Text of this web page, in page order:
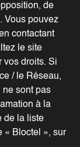
de
Vous pouvez
contactant
le site
vos droits. Si
/ le Réseau,
ne sont pas
à la
de la liste
« Bloctel », sur